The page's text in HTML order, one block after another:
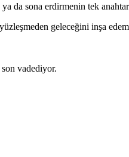
da sona erdirmenin tek
geleceğini inşa
vadediyor.